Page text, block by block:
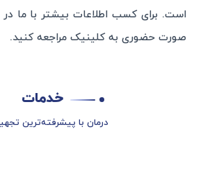
است. برای کسب اطلاعات بیشتر با ما
صورت حضوری به کلینیک مراجعه کنید.
خدمات
درمان با پیشرفته‌ترین